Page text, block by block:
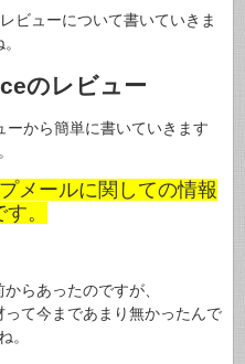
ビューについて書いていきま
のレビュー
ーから簡単に書いていきます
メールに関しての情報
。
らあったのですが、
て今まであまり無かったんで
。